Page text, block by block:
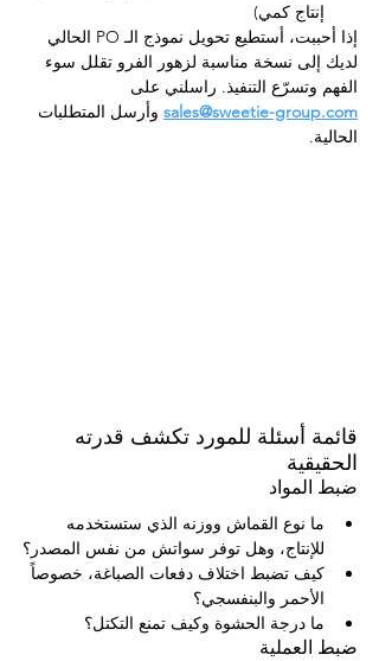
إنتاج كمي)
إذا أحببت، أستطيع تحويل نموذج الـ PO الحالي
لديك إلى نسخة مناسبة لزهور الفرو تقلل سوء
الفهم وتسرّع التنفيذ. راسلني على
sales@sweetie-group.com وأرسل المتطلبات
الحالية.
قائمة أسئلة للمورد تكشف قدرته
الحقيقية
ضبط المواد
ما نوع القماش ووزنه الذي ستستخدمه
للإنتاج، وهل توفر سواتش من نفس المصدر؟
كيف تضبط اختلاف دفعات الصباغة، خصوصاً
الأحمر والبنفسجي؟
ما درجة الحشوة وكيف تمنع التكتل؟
ضبط العملية